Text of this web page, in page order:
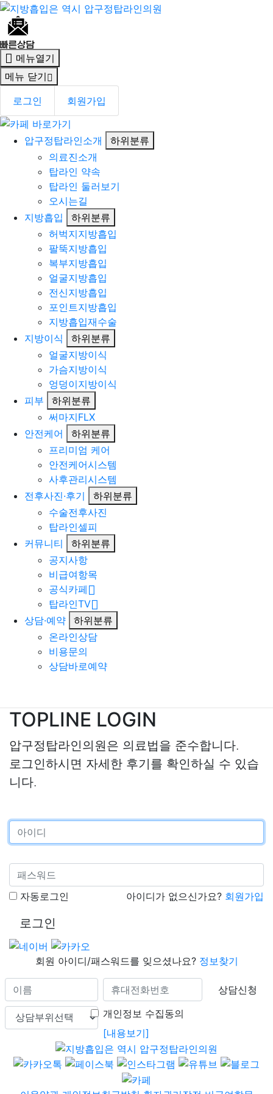
메뉴열기
메뉴 닫기
로그인
회원가입
압구정탑라인소개
하위분류
의료진소개
탑라인 약속
탑라인 둘러보기
오시는길
지방흡입
하위분류
허벅지지방흡입
팔뚝지방흡입
복부지방흡입
얼굴지방흡입
전신지방흡입
포인트지방흡입
지방흡입재수술
지방이식
하위분류
얼굴지방이식
가슴지방이식
엉덩이지방이식
피부
하위분류
써마지FLX
안전케어
하위분류
프리미엄 케어
안전케어시스템
사후관리시스템
전후사진·후기
하위분류
수술전후사진
탑라인셀피
커뮤니티
하위분류
공지사항
비급여항목
공식카페
탑라인TV
상담·예약
하위분류
온라인상담
비용문의
상담바로예약
TOPLINE LOGIN
압구정탑라인의원은 의료법을 준수합니다.
로그인하시면 자세한 후기를 확인하실 수 있습
니다.
자동로그인 아이디가 없으신가요? 회원가입
로그인
회원 아이디/패스워드를 잊으셨나요? 정보찾기
개인정보 수집동의
[내용보기]
상담신청